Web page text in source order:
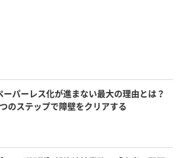
ーパーレス化が進まない最大の理由とは？
のステップで障壁をクリアする